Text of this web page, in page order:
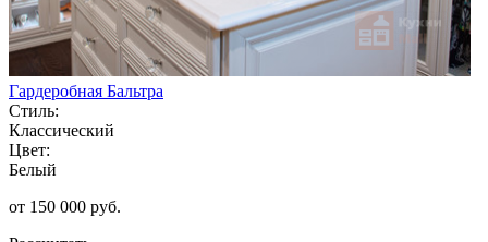
Гардеробная Бальтра
Стиль:
Классический
Цвет:
Белый
от 150 000 руб.